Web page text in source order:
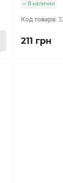
В наличии
Код товара:
211 грн